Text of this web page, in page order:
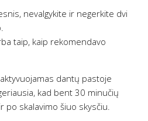
nevalgykite ir negerkite dvi
taip, kaip rekomendavo
dantų pastoje
kad bent 30 minučių
po skalavimo šiuo skysčiu.